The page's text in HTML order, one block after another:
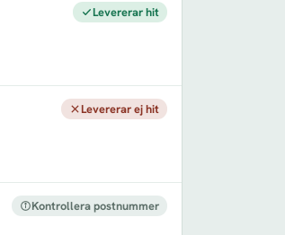
Levererar hit
Levererar ej hit
Kontrollera postnummer